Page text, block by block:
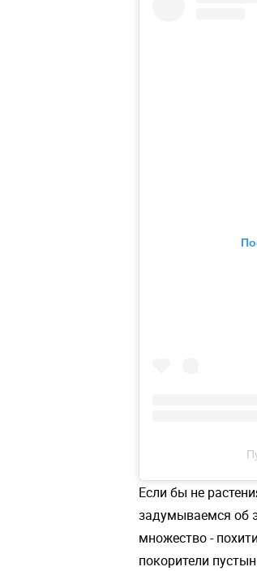
Если бы не
задумываемся об
множество -
покорители